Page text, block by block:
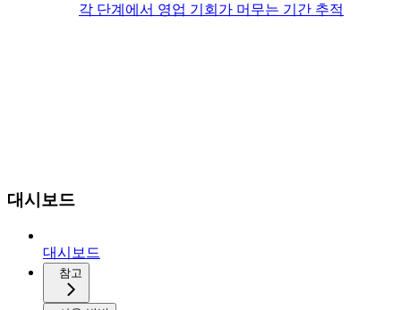
각 단계에서 영업 기회가 머무는 기간 추적
대시보드
대시보드
참고